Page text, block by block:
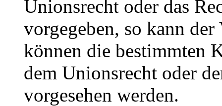
Unionsrecht oder das
vorgegeben, so kann
können die bestimmten
dem Unionsrecht oder
vorgesehen werden.